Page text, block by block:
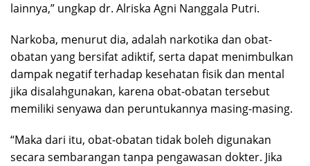
lainnya,” ungkap dr. Alriska Agni Nanggala Putri.
Narkoba, menurut dia, adalah narkotika dan obat-
obatan yang bersifat adiktif, serta dapat menimbulkan
dampak negatif terhadap kesehatan fisik dan mental
jika disalahgunakan, karena obat-obatan tersebut
memiliki senyawa dan peruntukannya masing-masing.
“Maka dari itu, obat-obatan tidak boleh digunakan
secara sembarangan tanpa pengawasan dokter. Jika